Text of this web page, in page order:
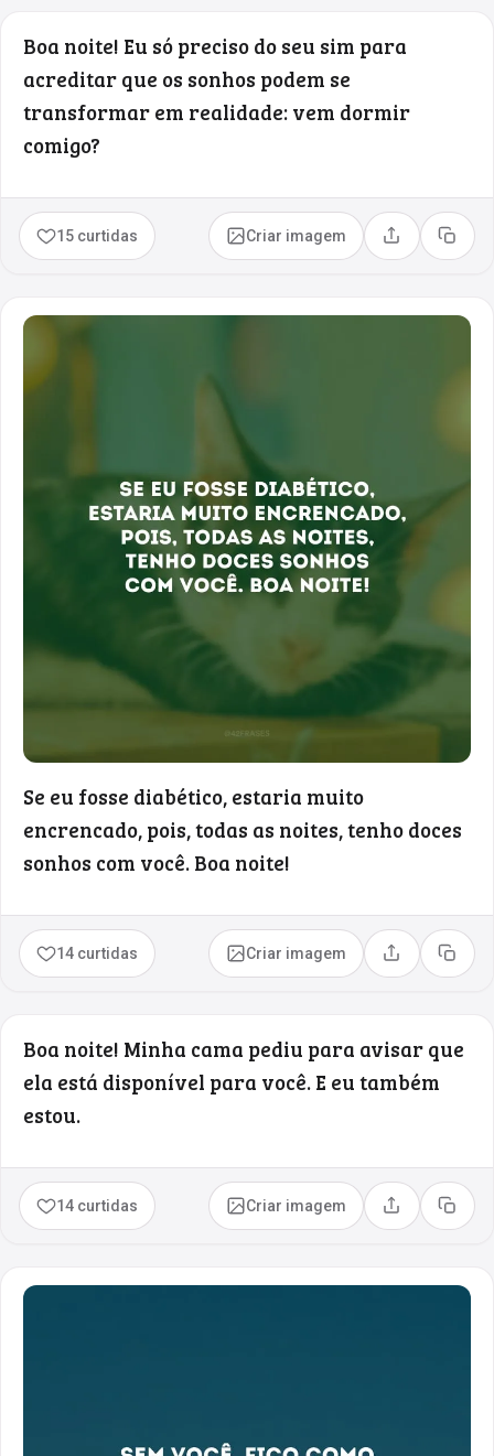
Boa noite! Eu só preciso do seu sim para
acreditar que os sonhos podem se
transformar em realidade: vem dormir
comigo?
15 curtidas Criar imagem Compartilhar
Copiar
Se eu fosse diabético, estaria muito
encrencado, pois, todas as noites, tenho doces
sonhos com você. Boa noite!
14 curtidas Criar imagem Compartilhar
Copiar
Boa noite! Minha cama pediu para avisar que
ela está disponível para você. E eu também
estou.
14 curtidas Criar imagem Compartilhar
Copiar